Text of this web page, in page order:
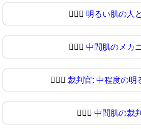
🧑🏻‍⚖ 明るい肌の人
🧑🏼‍⚖️ 中間肌のメカ
🧑🏼‍⚖ 裁判官: 中程度の明
🧑🏽‍⚖️ 中間肌の裁